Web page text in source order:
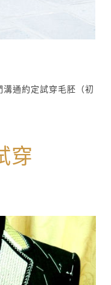
通約定試穿毛胚（初
穿